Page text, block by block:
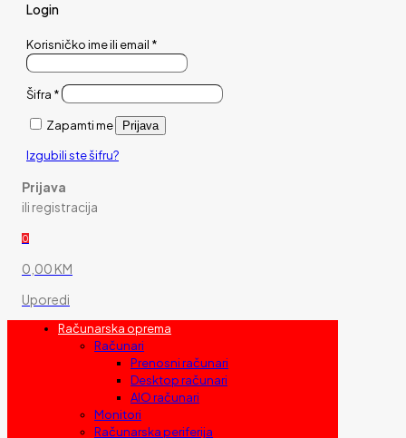
Login
Korisničko ime ili email *
Šifra *
Zapamti me Prijava
Izgubili ste šifru?
Prijava
ili registracija
0
0,00 KM
Uporedi
Računarska oprema
Računari
Prenosni računari
Desktop računari
AIO računari
Monitori
Računarska periferija